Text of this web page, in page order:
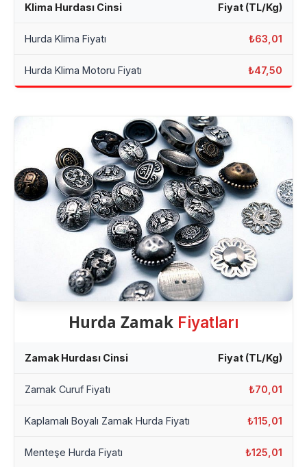
Klima Hurdası Cinsi Fiyat (TL/Kg)
Hurda Klima Fiyatı ₺63,01
Hurda Klima Motoru Fiyatı ₺47,50
Hurda Zamak Fiyatları
Zamak Hurdası Cinsi Fiyat (TL/Kg)
Zamak Curuf Fiyatı ₺70,01
Kaplamalı Boyalı Zamak Hurda Fiyatı ₺115,01
Menteşe Hurda Fiyatı ₺125,01